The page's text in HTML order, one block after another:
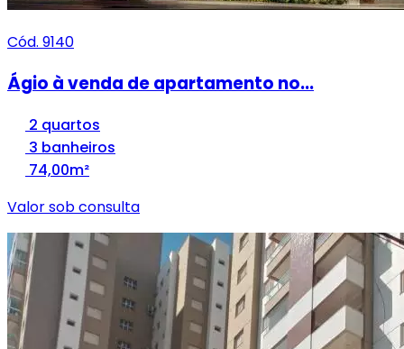
Cód. 9140
Ágio à venda de apartamento no...
2 quartos
3 banheiros
74,00m²
Valor sob consulta